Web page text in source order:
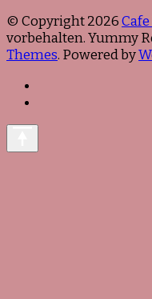
© Copyright 2026
vorbehalten. Yummy
Themes. Powered by